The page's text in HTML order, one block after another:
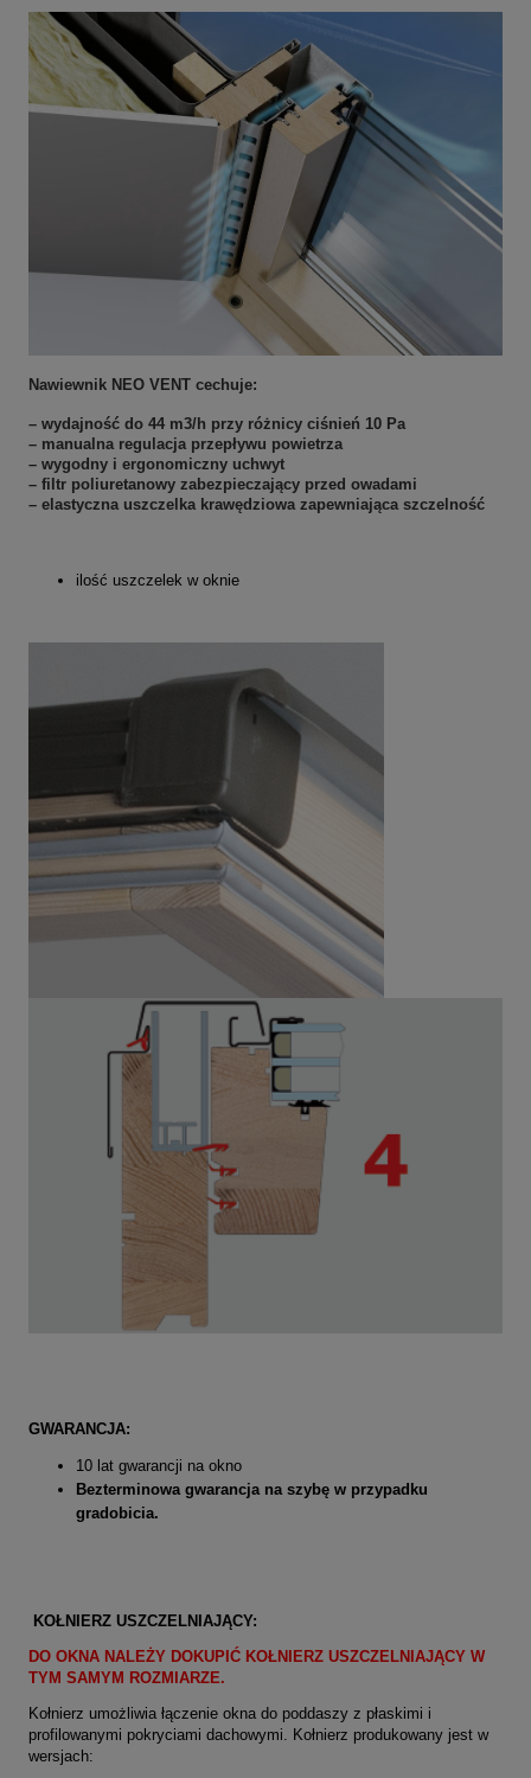
Nawiewnik NEO VENT cechuje:
– wydajność do 44 m3/h przy różnicy ciśnień 10 Pa
– manualna regulacja przepływu powietrza
– wygodny i ergonomiczny uchwyt
– filtr poliuretanowy zabezpieczający przed owadami
– elastyczna uszczelka krawędziowa zapewniająca szczelność
ilość uszczelek w oknie
GWARANCJA:
10 lat gwarancji na okno
Bezterminowa gwarancja na szybę w przypadku
gradobicia.
KOŁNIERZ USZCZELNIAJĄCY:
DO OKNA NALEŻY DOKUPIĆ KOŁNIERZ USZCZELNIAJĄCY W
TYM SAMYM ROZMIARZE.
Kołnierz umożliwia łączenie okna do poddaszy z płaskimi i
profilowanymi pokryciami dachowymi. Kołnierz produkowany jest w
wersjach: